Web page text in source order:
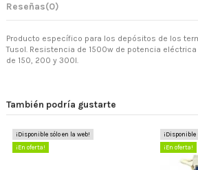
Reseñas(0)
Producto específico para los depósitos de los
Tusol. Resistencia de 1500w de potencia
de 150, 200 y 300l.
También podría gustarte
¡Disponible sólo en la web!
¡En oferta!
¡Disponible
¡En oferta!